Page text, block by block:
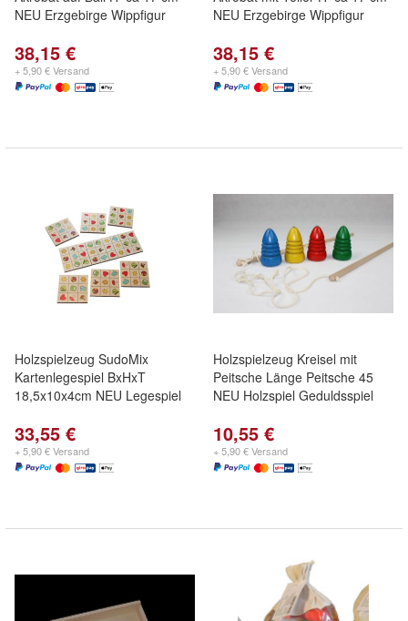
NEU Erzgebirge Wippfigur
38,15 €
+ 5,90 € Versand
NEU Erzgebirge Wippfigur
38,15 €
+ 5,90 € Versand
Holzspielzeug SudoMix
Kartenlegespiel BxHxT
18,5x10x4cm NEU Legespiel
33,55 €
+ 5,90 € Versand
Holzspielzeug Kreisel mit
Peitsche Länge Peitsche 45
NEU Holzspiel Geduldsspiel
10,55 €
+ 5,90 € Versand